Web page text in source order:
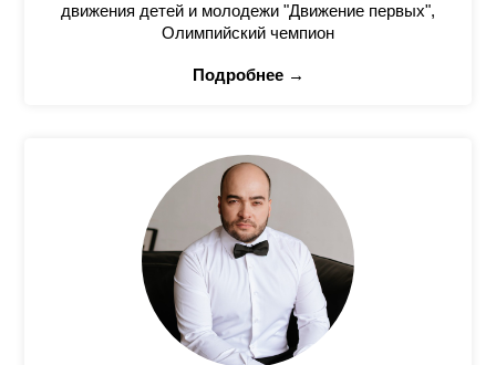
движения детей и молодежи "Движение первых",
Олимпийский чемпион
Подробнее →